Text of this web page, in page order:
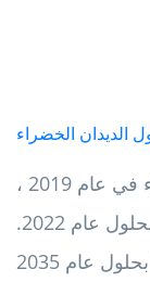
الديدان الخضراء
وذكر بيان أنه من المقرر أن يبدأ البناء في عام 2019 ،
ومن المتوقع أن تكتمل المرحلة الأولى بحلول عام 2022.